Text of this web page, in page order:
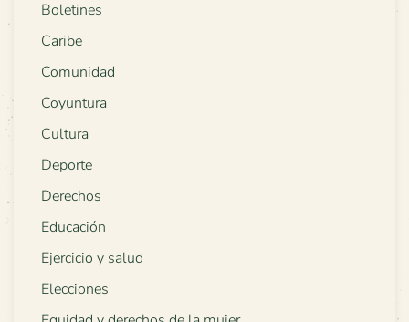
Boletines
Caribe
Comunidad
Coyuntura
Cultura
Deporte
Derechos
Educación
Ejercicio y salud
Elecciones